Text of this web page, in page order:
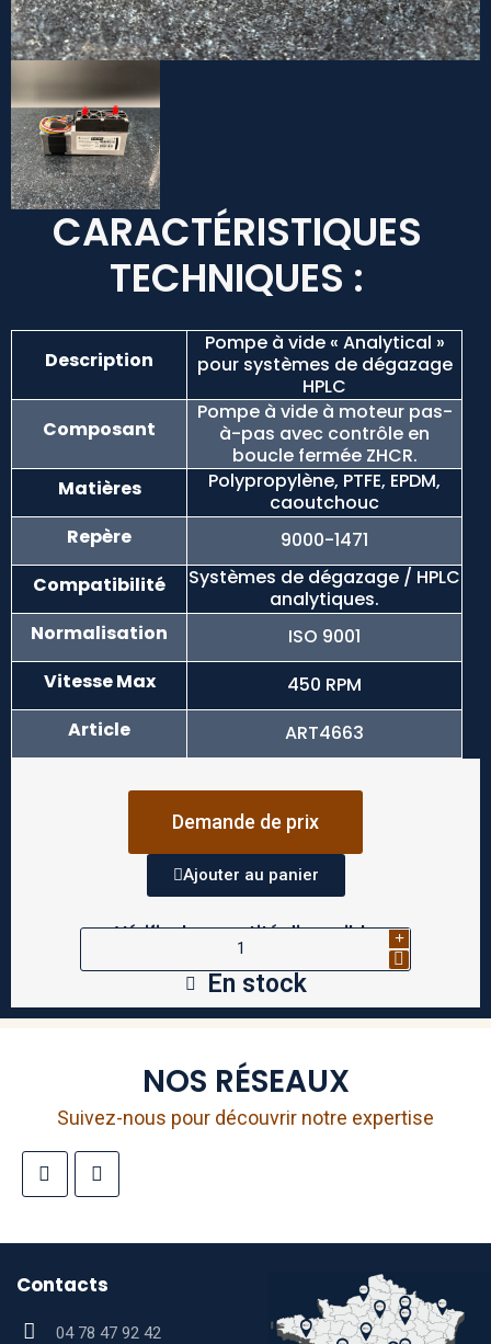
CARACTÉRISTIQUES
TECHNIQUES :
Description
Pompe à vide « Analytical »
pour systèmes de dégazage
HPLC
Composant
Pompe à vide à moteur pas-
à-pas avec contrôle en
boucle fermée ZHCR.
Matières
Polypropylène, PTFE, EPDM,
caoutchouc
Repère
9000-1471
Compatibilité
Systèmes de dégazage / HPLC
analytiques.
Normalisation
ISO 9001
Vitesse Max
450 RPM
Article
ART4663
Demande de prix
Ajouter au panier
Vérifier la quantité disponible
En stock
NOS RÉSEAUX
Suivez-nous pour découvrir notre expertise
Contacts
04 78 47 92 42